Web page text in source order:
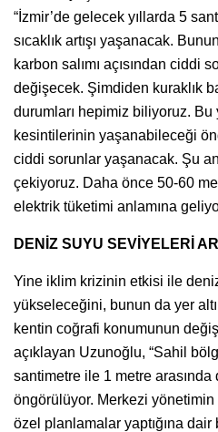
“İzmir’de gelecek yıllarda 5
sıcaklık artışı yaşanacak.
karbon salımı açısından ciddi
değişecek. Şimdiden kuraklık
durumları hepimiz biliyoruz.
kesintilerinin yaşanabileceği
ciddi sorunlar yaşanacak. Şu
çekiyoruz. Daha önce 50-60
elektrik tüketimi anlamına
DENİZ SUYU SEVİYELERİ
Yine iklim krizinin etkisi ile
yükseleceğini, bunun da yer
kentin coğrafi konumunun
açıklayan Uzunoğlu, “Sahil
santimetre ile 1 metre
öngörülüyor. Merkezi yönetimin
özel planlamalar yaptığına